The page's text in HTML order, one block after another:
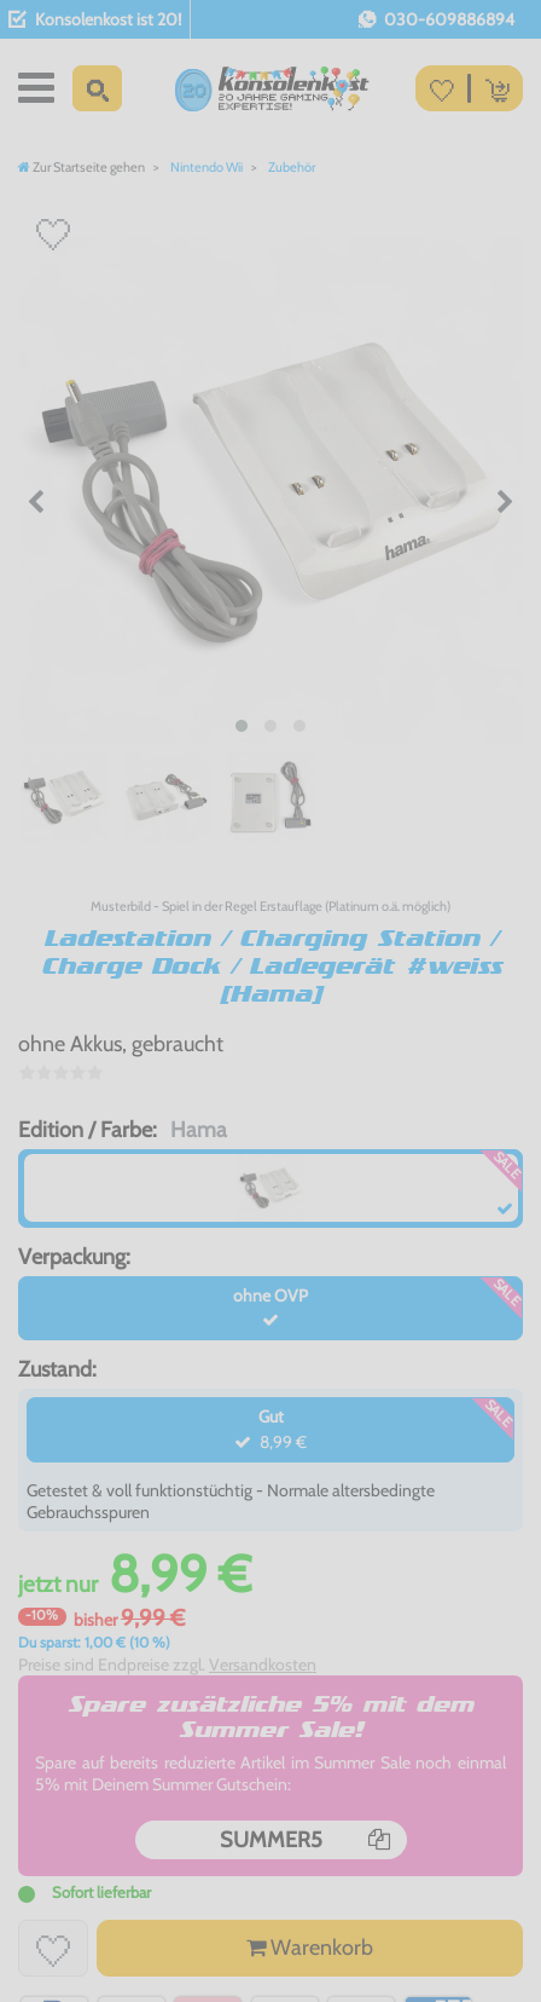
Konsolenkost ist 20! 030-609886894
Zur Startseite gehen Nintendo Wii Zubehör
Musterbild - Spiel in der Regel Erstauflage (Platinum o.ä. möglich)
Ladestation / Charging Station /
Charge Dock / Ladegerät #weiss
[Hama]
ohne Akkus, gebraucht
Edition / Farbe: Hama
SALE
Verpackung:
ohne OVP SALE
Zustand:
Gut
8,99 €
SALE
Getestet & voll funktionstüchtig - Normale altersbedingte
Gebrauchsspuren
jetztnur8,99 €
-10% bisher9,99 €
Du sparst: 1,00 € (10 %)
Preise sind Endpreise zzgl. Versandkosten
Spare zusätzliche 5% mit dem
Summer Sale!
Spare auf bereits reduzierte Artikel im Summer Sale noch einmal
5% mit Deinem Summer Gutschein:
SUMMER5
Sofort lieferbar
Warenkorb